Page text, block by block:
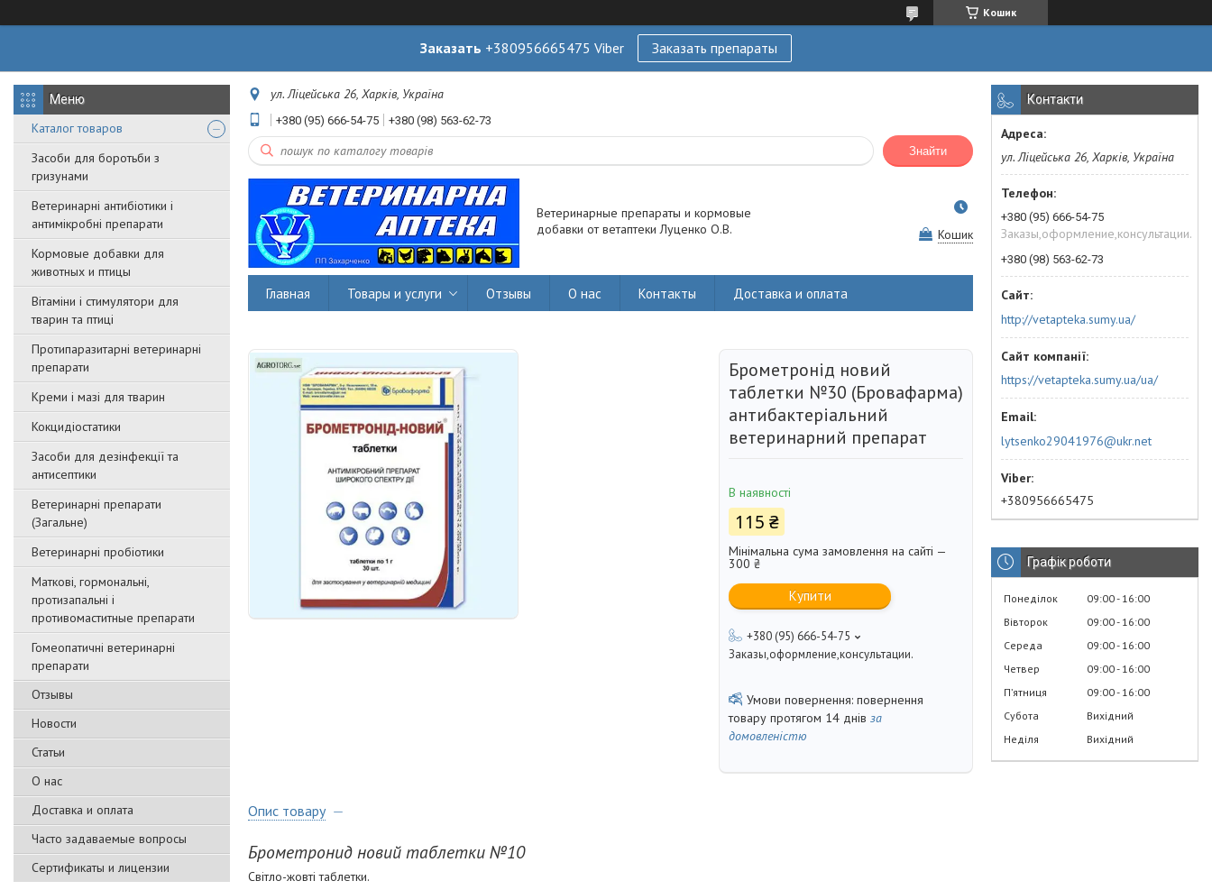
Кошик
Заказать +380956665475 Viber Заказать препараты
Каталог товаров
Засоби для боротьби з
гризунами
Ветеринарні антибіотики і
антимікробні препарати
Кормовые добавки для
животных и птицы
Вітаміни і стимулятори для
тварин та птиці
Протипаразитарні ветеринарні
препарати
Креми і мазі для тварин
Кокцидіостатики
Засоби для дезінфекції та
антисептики
Ветеринарні препарати
(Загальне)
Ветеринарні пробіотики
Маткові, гормональні,
протизапальні і
противомаститные препарати
Гомеопатичні ветеринарні
препарати
Отзывы
Новости
Статьи
О нас
Доставка и оплата
Часто задаваемые вопросы
Сертификаты и лицензии
ул. Ліцейська 26, Харків, Україна
+380 (95) 666-54-75 +380 (98) 563-62-73
Знайти
Ветеринарные препараты и кормовые
добавки от ветаптеки Луценко О.В.
Кошик
Главная Товары и услуги Отзывы О нас Контакты Доставка и оплата
Брометронід новий
таблетки №30 (Бровафарма)
антибактеріальний
ветеринарний препарат
В наявності
115 ₴
Мінімальна сума замовлення на сайті —
300 ₴
Купити
+380 (95) 666-54-75
Заказы,оформление,консультации.
повернення
товару протягом 14 днів за
домовленістю
Опис товару
Брометронид новий таблетки №10
Світло-жовті таблетки.
Контакти
ул. Ліцейська 26, Харків, Україна
+380 (95) 666-54-75
Заказы,оформление,консультации.
+380 (98) 563-62-73
http://vetapteka.sumy.ua/
https://vetapteka.sumy.ua/ua/
lytsenko29041976@ukr.net
+380956665475
Графік роботи
Понеділок 09:00 16:00
Вівторок
09:00 16:00
Середа
09:00 16:00
Четвер
09:00 16:00
Пʼятниця
09:00 16:00
Субота
Вихідний
Неділя
Вихідний